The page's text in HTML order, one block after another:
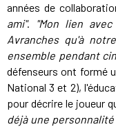
années de
ami".
"Mon lien
Avranches qu'à
ensemble pendant
défenseurs ont formé
National 3 et 2),
pour décrire le joueur
déjà une